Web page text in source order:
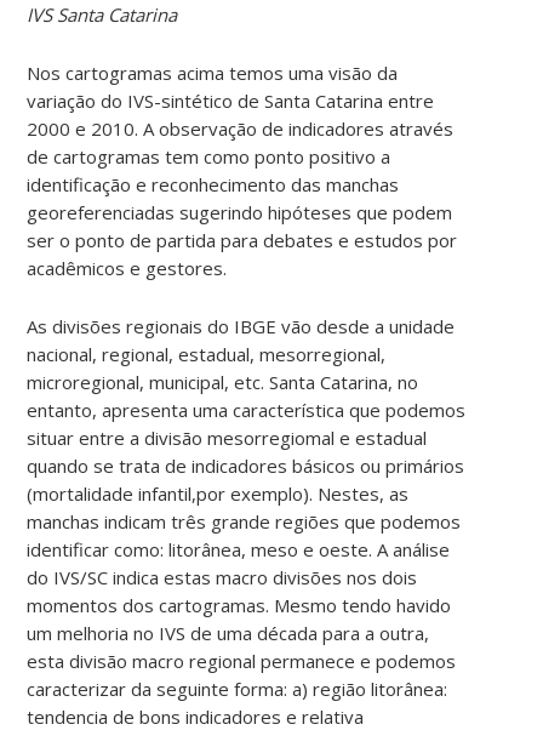
IVS Santa Catarina
Nos cartogramas acima temos uma visão da
variação do IVS-sintético de Santa Catarina entre
2000 e 2010. A observação de indicadores através
de cartogramas tem como ponto positivo a
identificação e reconhecimento das manchas
georeferenciadas sugerindo hipóteses que podem
ser o ponto de partida para debates e estudos por
acadêmicos e gestores.
As divisões regionais do IBGE vão desde a unidade
nacional, regional, estadual, mesorregional,
microregional, municipal, etc. Santa Catarina, no
entanto, apresenta uma característica que podemos
situar entre a divisão mesorregiomal e estadual
quando se trata de indicadores básicos ou primários
(mortalidade infantil,por exemplo). Nestes, as
manchas indicam três grande regiões que podemos
identificar como: litorânea, meso e oeste. A análise
do IVS/SC indica estas macro divisões nos dois
momentos dos cartogramas. Mesmo tendo havido
um melhoria no IVS de uma década para a outra,
esta divisão macro regional permanece e podemos
caracterizar da seguinte forma: a) região litorânea:
tendencia de bons indicadores e relativa